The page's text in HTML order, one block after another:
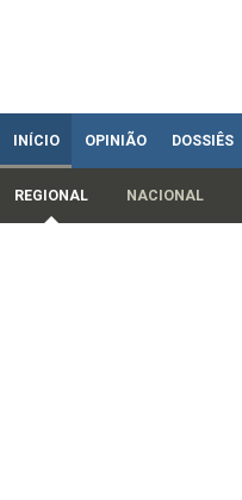
INÍCIO OPINIÃO DOSSIÊS
REGIONAL NACIONAL